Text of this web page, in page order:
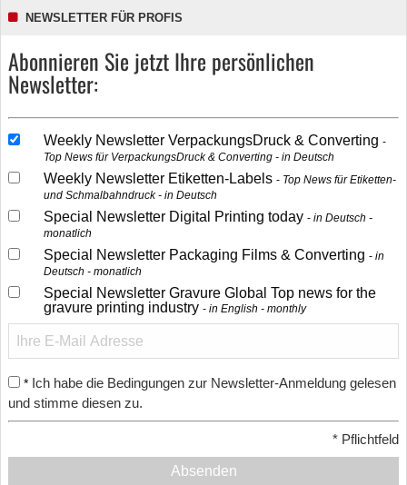
NEWSLETTER FÜR PROFIS
Abonnieren Sie jetzt Ihre persönlichen
Newsletter:
Weekly Newsletter VerpackungsDruck & Converting
Top News für VerpackungsDruck & Converting - in Deutsch
Weekly Newsletter Etiketten-Labels
Top News für Etiketten-
und Schmalbahndruck - in Deutsch
Special Newsletter Digital Printing today
in Deutsch -
monatlich
Special Newsletter Packaging Films & Converting
in
Deutsch - monatlich
Special Newsletter Gravure Global Top news for the
gravure printing industry
in English - monthly
* Ich habe die Bedingungen zur Newsletter-Anmeldung gelesen
und stimme diesen zu.
* Pflichtfeld
Absenden